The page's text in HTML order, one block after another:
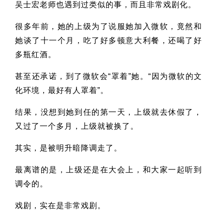
吴士宏老师也遇到过类似的事，而且非常戏剧化。
很多年前，她的上级为了说服她加入微软，竟然和
她谈了十一个月，吃了好多顿意大利餐，还喝了好
多瓶红酒。
甚至还承诺，到了微软会“罩着”她。“因为微软的文
化环境，最好有人罩着”。
结果，没想到她到任的第一天，上级就去休假了，
又过了一个多月，上级就被换了。
其实，是被明升暗降调走了。
最离谱的是，上级还是在大会上，和大家一起听到
调令的。
戏剧，实在是非常戏剧。